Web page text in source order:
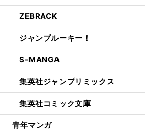
ZEBRACK
ジャンプルーキー！
S-MANGA
集英社ジャンプリミックス
集英社コミック文庫
青年マンガ